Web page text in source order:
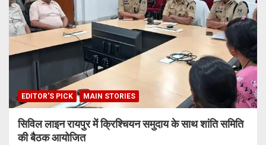
EDITOR'S PICK MAIN STORIES
सिविल लाइन रायपुर में क्रिश्चियन समुदाय के साथ शांति समिति
की बैठक आयोजित